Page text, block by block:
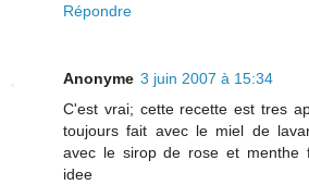
Répondre
Anonyme 3 juin 2007 à 15:34
C'est vrai; cette recette est tres
toujours fait avec le miel de
avec le sirop de rose et menthe
idee